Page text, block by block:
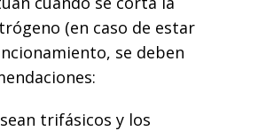
(en caso de estar
se deben
trifásicos y los